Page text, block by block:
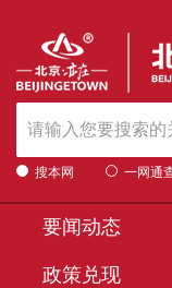
搜本网 一网通
要闻动态
政策兑现